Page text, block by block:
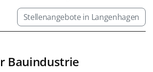
Stellenangebote in Langenhagen
Bauindustrie